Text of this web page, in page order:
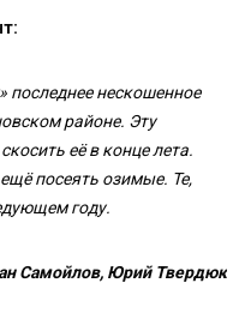
последнее нескошенное
районе. Эту
её в конце лета.
посеять озимые. Те,
году.
Самойлов, Юрий Твердюк